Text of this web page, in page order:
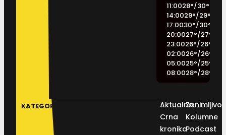
11:0028°/30°
14:0029°/29°
17:0030°/30°
20:0027°/27°
23:0026°/26°
02:0026°/26°
05:0025°/25°
08:0028°/28°
KATEGORIJE
Aktualno
Crna
kronika
Kolumne
Podcast